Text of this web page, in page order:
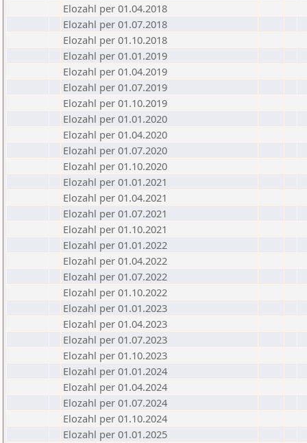
Elozahl per 01.04.2018
Elozahl per 01.07.2018
Elozahl per 01.10.2018
Elozahl per 01.01.2019
Elozahl per 01.04.2019
Elozahl per 01.07.2019
Elozahl per 01.10.2019
Elozahl per 01.01.2020
Elozahl per 01.04.2020
Elozahl per 01.07.2020
Elozahl per 01.10.2020
Elozahl per 01.01.2021
Elozahl per 01.04.2021
Elozahl per 01.07.2021
Elozahl per 01.10.2021
Elozahl per 01.01.2022
Elozahl per 01.04.2022
Elozahl per 01.07.2022
Elozahl per 01.10.2022
Elozahl per 01.01.2023
Elozahl per 01.04.2023
Elozahl per 01.07.2023
Elozahl per 01.10.2023
Elozahl per 01.01.2024
Elozahl per 01.04.2024
Elozahl per 01.07.2024
Elozahl per 01.10.2024
Elozahl per 01.01.2025